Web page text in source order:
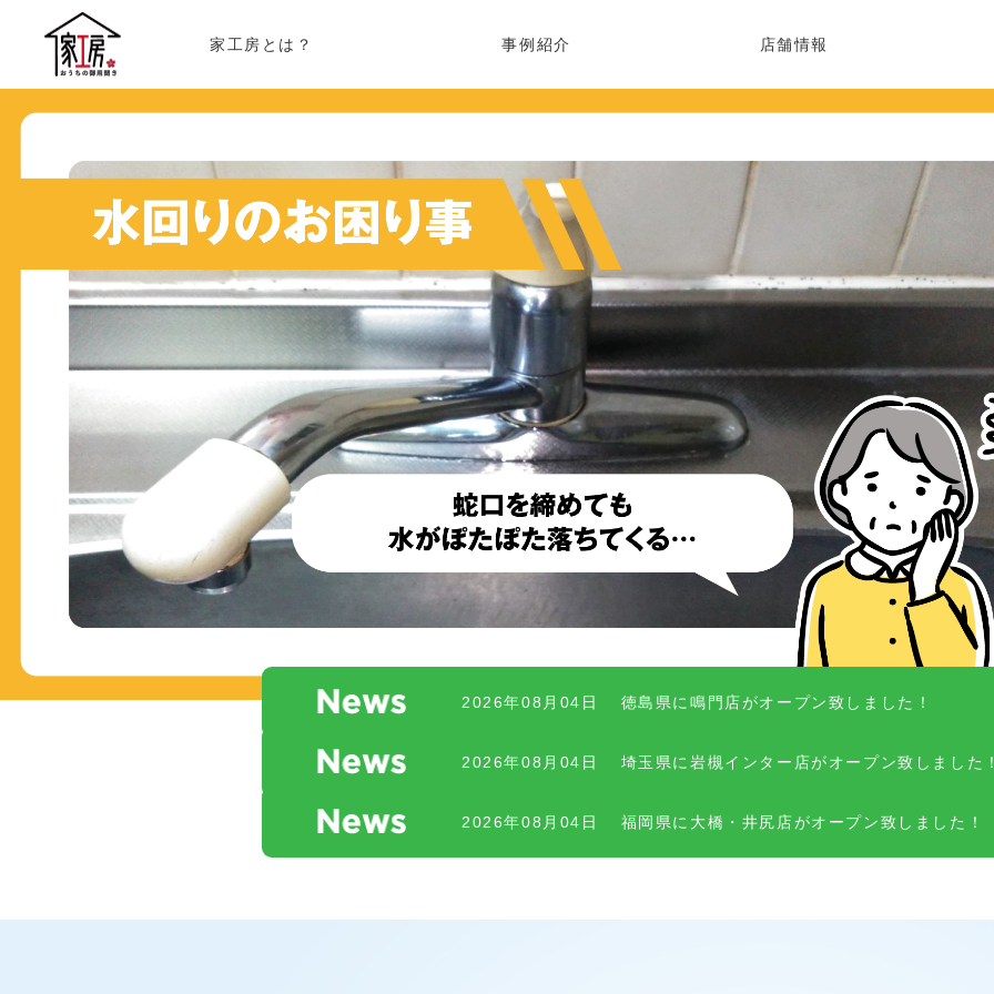
家工房とは？ 事例紹介 店舗情報
2026年08月04日 徳島県に鳴門店がオープン致しました！
2026年08月04日 埼玉県に岩槻インター店がオープン致しました
2026年08月04日 福岡県に大橋・井尻店がオープン致しました！